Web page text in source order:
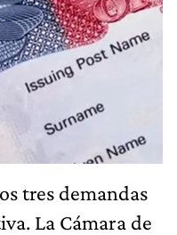
tres demandas
La Cámara de